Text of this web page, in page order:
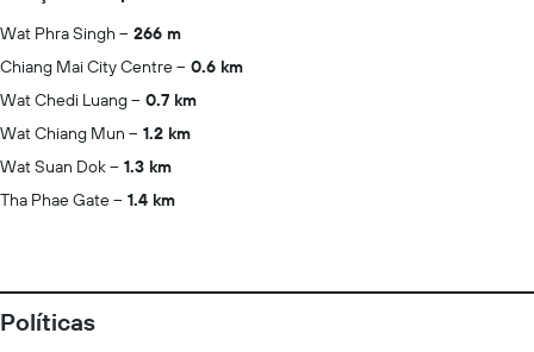
Wat Phra Singh
266 m
Chiang Mai City Centre
0.6 km
Wat Chedi Luang
0.7 km
Wat Chiang Mun
1.2 km
Wat Suan Dok
1.3 km
Tha Phae Gate
1.4 km
Políticas